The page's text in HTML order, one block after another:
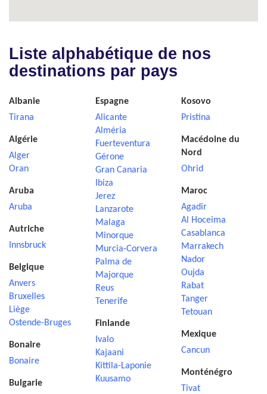
Liste alphabétique de nos
destinations par pays
Albanie
Tirana
Algérie
Alger
Oran
Aruba
Aruba
Autriche
Innsbruck
Belgique
Anvers
Bruxelles
Liège
Ostende-Bruges
Bonaire
Bonaire
Bulgarie
Espagne
Alicante
Alméria
Fuerteventura
Gérone
Gran Canaria
Ibiza
Jerez
Lanzarote
Malaga
Minorque
Murcia-Corvera
Palma de
Majorque
Reus
Tenerife
Finlande
Ivalo
Kajaani
Kittila-Laponie
Kuusamo
Kosovo
Pristina
Macédoine du
Nord
Ohrid
Maroc
Agadir
Al Hoceima
Casablanca
Marrakech
Nador
Oujda
Rabat
Tanger
Tetouan
Mexique
Cancun
Monténégro
Tivat